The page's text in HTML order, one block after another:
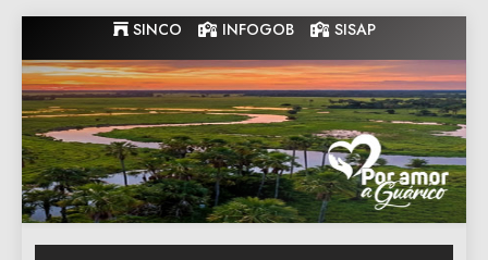
to
content
SINCO INFOGOB SISAP
Gobernacion
de Guarico
Gobernacion de Guarico